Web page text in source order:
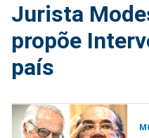
Jurista
propõe
país